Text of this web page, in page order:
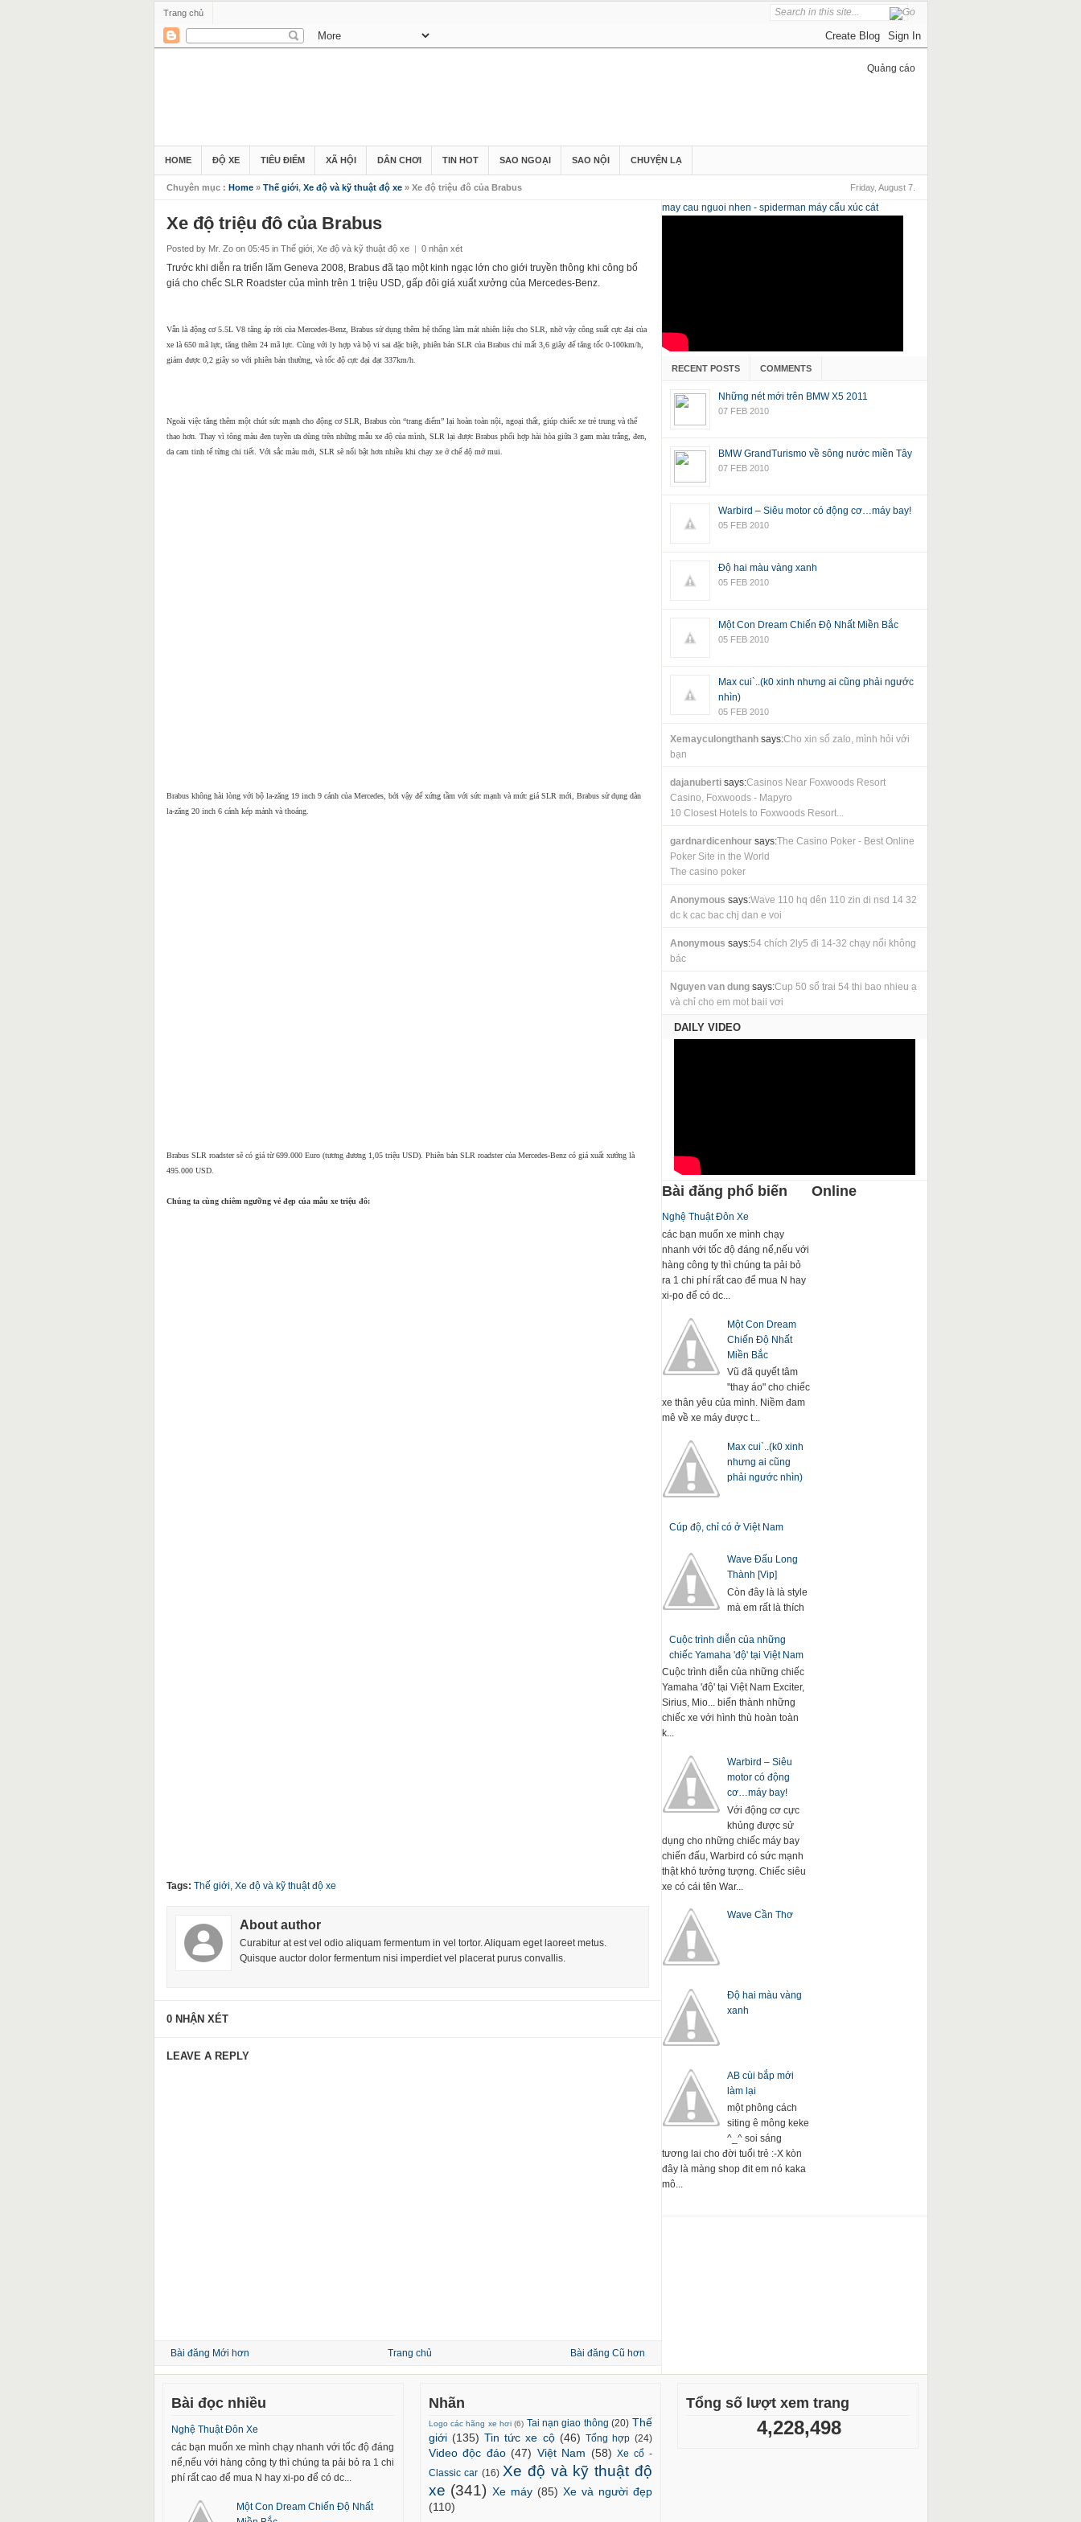
Trang chủ
Quảng cáo
HOME ĐỘ XE TIÊU ĐIỂM XÃ HỘI DÂN CHƠI TIN HOT SAO NGOẠI SAO NỘI CHUYỆN LẠ
Friday, August 7.
Chuyên mục : Home» Thế giới, Xe độ và kỹ thuật độ xe» Xe độ triệu đô của Brabus
Xe độ triệu đô của Brabus
Posted by Mr. Zo on 05:45 in Thế giới, Xe độ và kỹ thuật độ xe | 0 nhận xét
Trước khi diễn ra triển lãm Geneva 2008, Brabus đã tạo một kinh ngạc lớn cho giới truyền thông khi công bố
giá cho chếc SLR Roadster của mình trên 1 triệu USD, gấp đôi giá xuất xưởng của Mercedes-Benz.
Vẫn là động cơ 5.5L V8 tăng áp rời của Mercedes-Benz, Brabus sử dụng thêm hệ thống làm mát nhiên liệu cho SLR, nhờ vậy công suất cực đại của
xe là 650 mã lực, tăng thêm 24 mã lực. Cùng với ly hợp và bộ vi sai đặc biệt, phiên bản SLR của Brabus chỉ mất 3,6 giây để tăng tốc 0-100km/h,
giảm được 0,2 giây so với phiên bản thường, và tốc độ cực đại đạt 337km/h.
Ngoài việc tăng thêm một chút sức mạnh cho động cơ SLR, Brabus còn “trang điểm” lại hoàn toàn nội, ngoại thất, giúp chiếc xe trẻ trung và thể
thao hơn. Thay vì tông màu đen tuyền ưa dùng trên những mẫu xe độ của mình, SLR lại được Brabus phối hợp hài hòa giữa 3 gam màu trắng, đen,
da cam tinh tế từng chi tiết. Với sắc màu mới, SLR sẽ nổi bật hơn nhiều khi chạy xe ở chế độ mở mui.
Brabus không hài lòng với bộ la-zăng 19 inch 9 cánh của Mercedes, bởi vậy để xứng tầm với sức mạnh và mức giá SLR mới, Brabus sử dụng dàn
la-zăng 20 inch 6 cánh kép mảnh và thoáng.
Brabus SLR roadster sẽ có giá từ 699.000 Euro (tương đương 1,05 triệu USD). Phiên bản SLR roadster của Mercedes-Benz có giá xuất xưởng là
495.000 USD.
Chúng ta cùng chiêm ngưỡng vẻ đẹp của mẫu xe triệu đô:
Tags: Thế giới, Xe độ và kỹ thuật độ xe
About author
Curabitur at est vel odio aliquam fermentum in vel tortor. Aliquam eget laoreet metus.
Quisque auctor dolor fermentum nisi imperdiet vel placerat purus convallis.
0 NHẬN XÉT
LEAVE A REPLY
Bài đăng Mới hơn Bài đăng Cũ hơn
Trang chủ
may cau nguoi nhen - spiderman máy cẩu xúc cát
RECENT POSTS COMMENTS
Những nét mới trên BMW X5 2011
07 FEB 2010
BMW GrandTurismo về sông nước miền Tây
07 FEB 2010
Warbird – Siêu motor có động cơ…máy bay!
05 FEB 2010
Độ hai màu vàng xanh
05 FEB 2010
Một Con Dream Chiến Độ Nhất Miền Bắc
05 FEB 2010
Max cui`..(k0 xinh nhưng ai cũng phải ngước
nhìn)
05 FEB 2010
Xemayculongthanhsays:Cho xin số zalo, mình hỏi với
bạn
dajanubertisays:Casinos Near Foxwoods Resort
Casino, Foxwoods - Mapyro
10 Closest Hotels to Foxwoods Resort...
gardnardicenhoursays:The Casino Poker - Best Online
Poker Site in the World
The casino poker
Anonymous says:Wave 110 hq dên 110 zin di nsd 14 32
dc k cac bac chj dan e voi
Anonymous says:54 chích 2ly5 đi 14-32 chạy nổi không
bác
Nguyen van dungsays:Cup 50 sổ trai 54 thi bao nhieu ạ
và chỉ cho em mot baii vơi
DAILY VIDEO
Bài đăng phổ biến
Nghệ Thuật Đôn Xe
các bạn muốn xe mình chạy
nhanh với tốc độ đáng nể,nếu với
hàng công ty thì chúng ta pải bỏ
ra 1 chi phí rất cao để mua N hay
xi-po để có dc...
Một Con Dream
Chiến Độ Nhất
Miền Bắc
Vũ đã quyết tâm
"thay áo" cho chiếc
xe thân yêu của mình. Niềm đam
mê về xe máy được t...
Max cui`..(k0 xinh
nhưng ai cũng
phải ngước nhìn)
Cúp độ, chỉ có ở Việt Nam
Wave Đấu Long
Thành [Vip]
Còn đây là là style
mà em rất là thích
Cuộc trình diễn của những
chiếc Yamaha 'độ' tại Việt Nam
Cuộc trình diễn của những chiếc
Yamaha 'độ' tại Việt Nam Exciter,
Sirius, Mio... biến thành những
chiếc xe với hình thù hoàn toàn
k...
Warbird – Siêu
motor có động
cơ…máy bay!
Với động cơ cực
khủng được sử
dụng cho những chiếc máy bay
chiến đấu, Warbird có sức mạnh
thật khó tưởng tượng. Chiếc siêu
xe có cái tên War...
Wave Cần Thơ
Độ hai màu vàng
xanh
AB cùi bắp mới
làm lại
một phông cách
siting ê mông keke
^_^ soi sáng
tương lai cho đời tuổi trẻ :-X kòn
đây là màng shop đit em nó kaka
mô...
Online
Bài đọc nhiều
Nghệ Thuật Đôn Xe
các bạn muốn xe mình chạy nhanh với tốc độ đáng
nể,nếu với hàng công ty thì chúng ta pải bỏ ra 1 chi
phí rất cao để mua N hay xi-po để có dc...
Một Con Dream Chiến Độ Nhất
Nhãn
Logo các hãng xe hơi (6) Tai nạn giao thông (20) Thế
giới (135) Tin tức xe cộ (46) Tổng hợp (24)
Video độc đáo (47) Việt Nam (58) Xe cổ -
Classic car (16) Xe độ và kỹ thuật độ
xe (341) Xe máy (85) Xe và người đẹp
(110)
Tổng số lượt xem trang
4,228,498